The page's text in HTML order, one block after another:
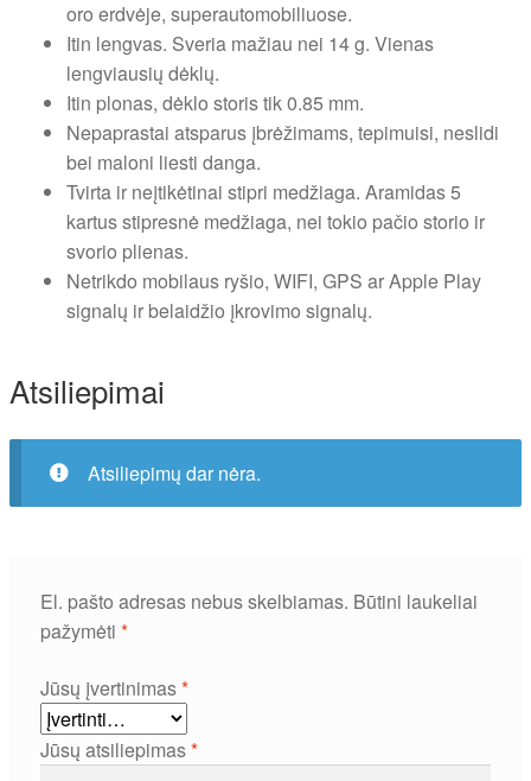
oro erdvėje, superautomobiliuose.
Itin lengvas. Sveria mažiau nei 14 g. Vienas
lengviausių dėklų.
Itin plonas, dėklo storis tik 0.85 mm.
Nepaprastai atsparus įbrėžimams, tepimuisi, neslidi
bei maloni liesti danga.
Tvirta ir neįtikėtinai stipri medžiaga. Aramidas 5
kartus stipresnė medžiaga, nei tokio pačio storio ir
svorio plienas.
Netrikdo mobilaus ryšio, WIFI, GPS ar Apple Play
signalų ir belaidžio įkrovimo signalų.
Atsiliepimai
Atsiliepimų dar nėra.
El. pašto adresas nebus skelbiamas. Būtini laukeliai
pažymėti *
Jūsų įvertinimas*
Jūsų atsiliepimas*